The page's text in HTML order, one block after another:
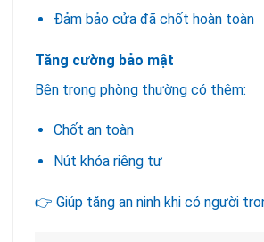
Đảm bảo cửa đã chốt hoàn toàn
Tăng cường bảo mật
Bên trong phòng thường có thêm:
Chốt an toàn
Nút khóa riêng tư
👉 Giúp tăng an ninh khi có người